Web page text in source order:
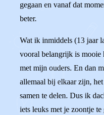
gegaan en vanaf dat
beter.
Wat ik inmiddels (13 jaar
vooral belangrijk is mooie
met mijn ouders. En dan
allemaal bij elkaar zijn,
samen te delen. Dus ik
iets leuks met je zoontje